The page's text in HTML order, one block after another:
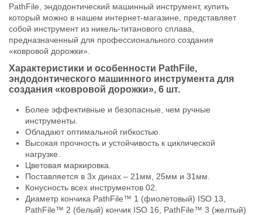
PathFile, эндодонтический машинный инструмент, купить
который можно в нашем интернет-магазине, представляет
собой инструмент из никель-титанового сплава,
предназначенный для профессионального создания
«ковровой дорожки».
Характеристики и особенности PathFile,
эндодонтического машинного инструмента для
создания «ковровой дорожки», 6 шт.
Более эффективные и безопасные, чем ручные
инструменты.
Обладают оптимальной гибкостью.
Высокая прочность и устойчивость к циклической
нагрузке.
Цветовая маркировка.
Поставляется в 3х динах – 21мм, 25мм и 31мм.
Конусность всех инструментов 02.
Диаметр кончика PathFile™ 1 (фиолетовый) ISO 13,
PathFile™ 2 (белый) кончик ISO 16, PathFile™ 3 (желтый)